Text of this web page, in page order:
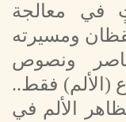
في معالجة
ومسيرته
ونصوص
(الألم) فقط..
الألم في